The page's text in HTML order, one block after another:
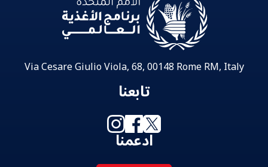
Via Cesare Giulio Viola, 68, 00148 Rome RM, Italy
تابعنا
ادعمنا